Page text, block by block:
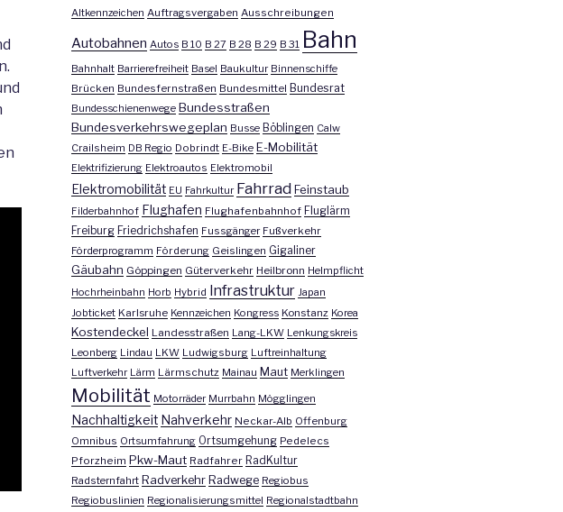
Altkennzeichen Auftragsvergaben Ausschreibungen
Autobahnen Autos B 10 B 27 B 28 B 29 B 31 Bahn
Bahnhalt Barrierefreiheit Basel Baukultur Binnenschiffe
Brücken Bundesfernstraßen Bundesmittel Bundesrat
Bundesschienenwege Bundesstraßen
Bundesverkehrswegeplan Busse Böblingen Calw
Crailsheim DB Regio Dobrindt E-Bike E-Mobilität
Elektrifizierung Elektroautos Elektromobil
Elektromobilität EU Fahrkultur Fahrrad Feinstaub
Filderbahnhof Flughafen Flughafenbahnhof Fluglärm
Freiburg Friedrichshafen Fussgänger Fußverkehr
Förderprogramm Förderung Geislingen Gigaliner
Gäubahn Göppingen Güterverkehr Heilbronn Helmpflicht
Hochrheinbahn Horb Hybrid Infrastruktur Japan
Jobticket Karlsruhe Kennzeichen Kongress Konstanz Korea
Kostendeckel Landesstraßen Lang-LKW Lenkungskreis
Leonberg Lindau LKW Ludwigsburg Luftreinhaltung
Luftverkehr Lärm Lärmschutz Mainau Maut Merklingen
Mobilität Motorräder Murrbahn Mögglingen
Nachhaltigkeit Nahverkehr Neckar-Alb Offenburg
Omnibus Ortsumfahrung Ortsumgehung Pedelecs
Pforzheim Pkw-Maut Radfahrer RadKultur
Radsternfahrt Radverkehr Radwege Regiobus
Regiobuslinien Regionalisierungsmittel Regionalstadtbahn